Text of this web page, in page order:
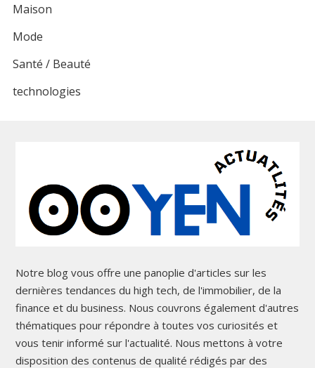
Maison
Mode
Santé / Beauté
technologies
Notre blog vous offre une panoplie d'articles sur les
dernières tendances du high tech, de l'immobilier, de la
finance et du business. Nous couvrons également d'autres
thématiques pour répondre à toutes vos curiosités et
vous tenir informé sur l'actualité. Nous mettons à votre
disposition des contenus de qualité rédigés par des